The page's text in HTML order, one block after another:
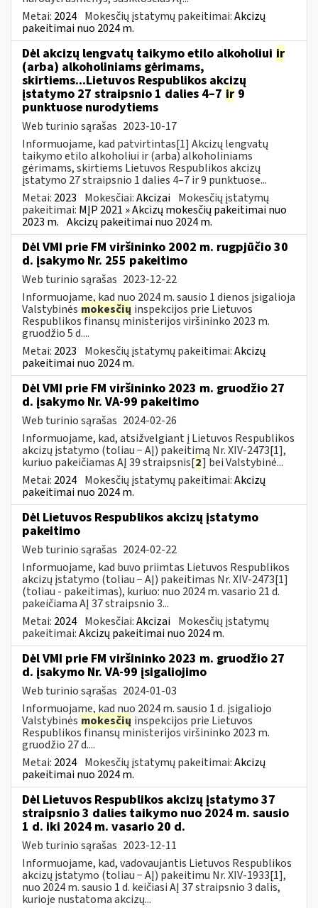
Metai: 2024 Mokesčių įstatymų pakeitimai:Akcizų
pakeitimai nuo 2024 m.
Dėl akcizų lengvatų taikymo etilo alkoholiui ir
(arba) alkoholiniams gėrimams,
skirtiems...Lietuvos Respublikos akcizų
įstatymo 27 straipsnio 1 dalies 4–7 ir 9
punktuose nurodytiems
Web turinio sąrašas 2023-10-17
Informuojame, kad patvirtintas[1] Akcizų lengvatų
taikymo etilo alkoholiui ir (arba) alkoholiniams
gėrimams, skirtiems Lietuvos Respublikos akcizų
įstatymo 27 straipsnio 1 dalies 4–7 ir 9 punktuose...
Metai: 2023 Mokesčiai:Akcizai Mokesčių įstatymų
pakeitimai: MĮP 2021 » Akcizų mokesčių pakeitimai nuo
2023 m. Akcizų pakeitimai nuo 2024 m.
Dėl VMI prie FM viršininko 2002 m. rugpjūčio 30
d. įsakymo Nr. 255 pakeitimo
Web turinio sąrašas 2023-12-22
Informuojame, kad nuo 2024 m. sausio 1 dienos įsigalioja
Valstybinės mokesčių inspekcijos prie Lietuvos
Respublikos finansų ministerijos viršininko 2023 m.
gruodžio 5 d....
Metai: 2023 Mokesčių įstatymų pakeitimai:Akcizų
pakeitimai nuo 2024 m.
Dėl VMI prie FM viršininko 2023 m. gruodžio 27
d. įsakymo Nr. VA-99 pakeitimo
Web turinio sąrašas 2024-02-26
Informuojame, kad, atsižvelgiant į Lietuvos Respublikos
akcizų įstatymo (toliau − AĮ) pakeitimą Nr. XIV-2473[1],
kuriuo pakeičiamas AĮ 39 straipsnis[2] bei Valstybinė...
Metai: 2024 Mokesčių įstatymų pakeitimai:Akcizų
pakeitimai nuo 2024 m.
Dėl Lietuvos Respublikos akcizų įstatymo
pakeitimo
Web turinio sąrašas 2024-02-22
Informuojame, kad buvo priimtas Lietuvos Respublikos
akcizų įstatymo (toliau − AĮ) pakeitimas Nr. XIV-2473[1]
(toliau - pakeitimas), kuriuo: nuo 2024 m. vasario 21 d.
pakeičiama AĮ 37 straipsnio 3...
Metai: 2024 Mokesčiai:Akcizai Mokesčių įstatymų
pakeitimai:Akcizų pakeitimai nuo 2024 m.
Dėl VMI prie FM viršininko 2023 m. gruodžio 27
d. įsakymo Nr. VA-99 įsigaliojimo
Web turinio sąrašas 2024-01-03
Informuojame, kad nuo 2024 m. sausio 1 d. įsigaliojo
Valstybinės mokesčių inspekcijos prie Lietuvos
Respublikos finansų ministerijos viršininko 2023 m.
gruodžio 27 d....
Metai: 2024 Mokesčių įstatymų pakeitimai:Akcizų
pakeitimai nuo 2024 m.
Dėl Lietuvos Respublikos akcizų įstatymo 37
straipsnio 3 dalies taikymo nuo 2024 m. sausio
1 d. iki 2024 m. vasario 20 d.
Web turinio sąrašas 2023-12-11
Informuojame, kad, vadovaujantis Lietuvos Respublikos
akcizų įstatymo (toliau − AĮ) pakeitimu Nr. XIV-1933[1],
nuo 2024 m. sausio 1 d. keičiasi AĮ 37 straipsnio 3 dalis,
kurioje nustatoma akcizų...